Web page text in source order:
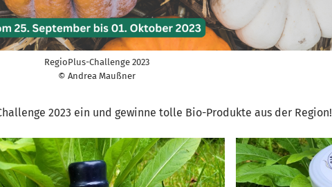
RegioPlus-Challenge 2023
© Andrea Maußner
2023 ein und gewinne tolle Bio-Produkte aus der Region!